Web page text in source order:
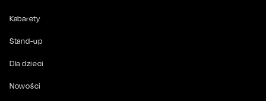
Kabarety
Stand-up
Dla dzieci
Nowości